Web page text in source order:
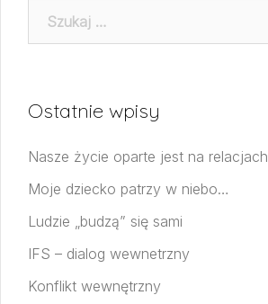
Ostatnie wpisy
Nasze życie oparte jest na relacjach
Moje dziecko patrzy w niebo…
Ludzie „budzą” się sami
IFS – dialog wewnetrzny
Konflikt wewnętrzny